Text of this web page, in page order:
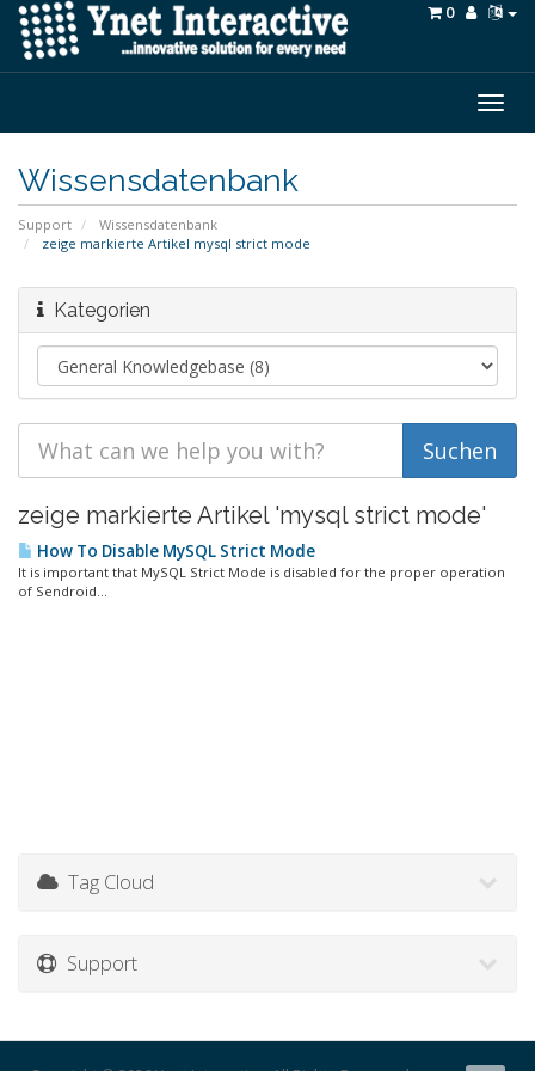
0
Wissensdatenbank
Support
Wissensdatenbank
zeige markierte Artikel mysql strict mode
Kategorien
zeige markierte Artikel 'mysql strict mode'
How To Disable MySQL Strict Mode
It is important that MySQL Strict Mode is disabled for the proper operation
of Sendroid...
Tag Cloud
Support